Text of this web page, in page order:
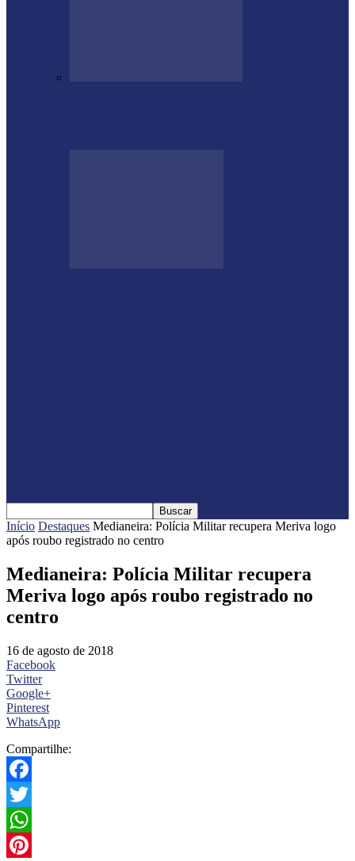
Início Destaques Medianeira: Polícia Militar recupera Meriva logo
após roubo registrado no centro
Medianeira: Polícia Militar recupera
Meriva logo após roubo registrado no
centro
16 de agosto de 2018
Facebook
Twitter
Google+
Pinterest
WhatsApp
Compartilhe:
Facebook
Twitter
WhatsApp